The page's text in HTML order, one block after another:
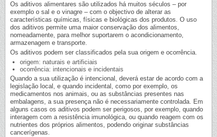
Os aditivos alimentares são utilizados há muitos séculos – por
exemplo o sal e o vinagre – com o objectivo de alterar as
características químicas, físicas e biológicas dos produtos. O uso
dos aditivos permite uma maior conservação dos alimentos,
nomeadamente, para melhor suportarem o acondicionamento,
armazenagem e transporte.
Os aditivos podem ser classificados pela sua origem e ocorrência.
origem: naturais e artificiais
ocorrência: intencionais e incidentais
Quando a sua utilização é intencional, deverá estar de acordo com a
legislação local, e quando incidental, como por exemplo, os
medicamentos nos animais, ou as substâncias presentes nas
embalagens, a sua presença não é necessariamente controlada. Em
alguns casos os aditivos podem ser perigosos, por exemplo, quando
interagem com a resistência imunológica, ou quando reagem com os
nutrientes dos próprios alimentos, podendo originar substâncias
cancerígenas.